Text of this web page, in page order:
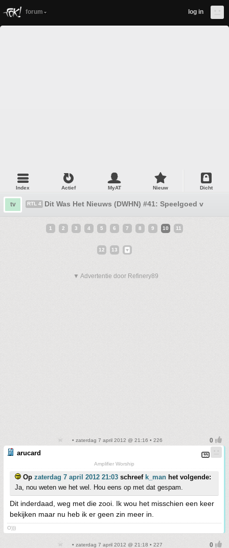
forum log in
Index Actief MyAT Nieuw Dicht
tv RTL 4 Dit Was Het Nieuws (DWHN) #41: Speelgoed van
1 2 3 4 5 6 7 8 9 10 11
12 13
▼ Advertentie door Refinery89
• zaterdag 7 april 2012 @ 21:16 • 226
arucard
Amplifier Worship
Op zaterdag 7 april 2012 21:03 schreef k_man het volgende:
Ja, nou weten we het wel. Hou eens op met dat gespam.
Dit inderdaad, weg met die zooi. Ik wou het misschien een keer
bekijken maar nu heb ik er geen zin meer in.
O)))
• zaterdag 7 april 2012 @ 21:18 • 227